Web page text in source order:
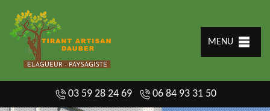
MENU
03 59 28 24 69 06 84 93 31 50